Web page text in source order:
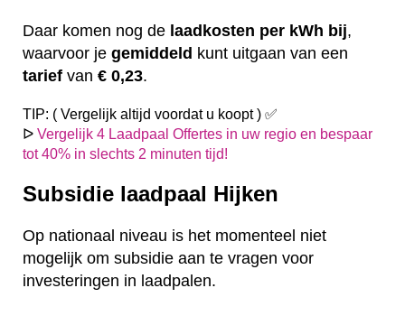
Daar komen nog de laadkosten per kWh bij,
waarvoor je gemiddeld kunt uitgaan van een
tarief van € 0,23.
TIP: ( Vergelijk altijd voordat u koopt ) ✅
ᐅ Vergelijk 4 Laadpaal Offertes in uw regio en bespaar
tot 40% in slechts 2 minuten tijd!
Subsidie laadpaal Hijken
Op nationaal niveau is het momenteel niet
mogelijk om subsidie aan te vragen voor
investeringen in laadpalen.